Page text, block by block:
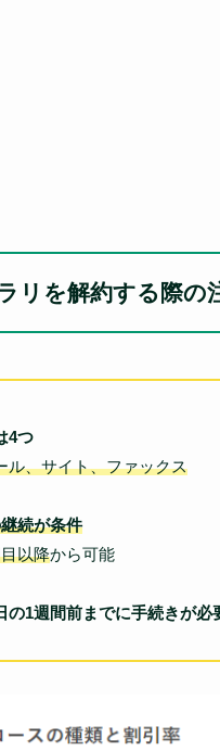
リを解約する際の
4つ
、サイト、ファックス
続が条件
以降から可能
の1週間前までに手続きが必